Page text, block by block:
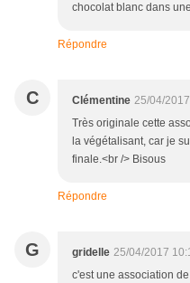
chocolat blanc dans
Répondre
C Clémentine 25/04/
Très originale cette
la végétalisant, car je
finale.<br /> Bisous
Répondre
G gridelle 25/04/2017
c'est une association